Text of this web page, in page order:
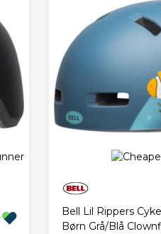
Bell Lil Rippers
Børn Grå/Blå